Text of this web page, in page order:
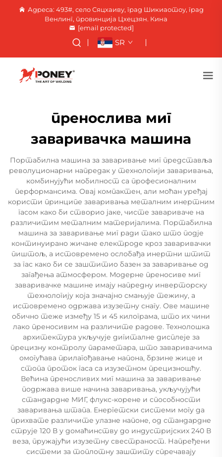
Адреса: 493#, село Сяцхаиву, град Шикиаотоу, град
Венлинг, провинција Цхецзян. Кина
[email protected]
SR
пренослива миг
заваривачка машина
Портабилна машина за заваривање миг представља
револуционарни напредак у технологији заваривања,
комбинујући мобилност са професионалним
перформансима. Овај компактен, али моћан уређај
користи принципе заваривања металним инертним
гасом како би створио јаке, чисте завариваче на
различитим металним материјалима. Портабилна
машина за заваривање миг ради тако што подје
континуирано жичане електроде кроз заваривачки
пиштољ, а истовремено ослобађа инертни штит
за гас како би се заштитио базен за заваривање од
загађења атмосфером. Модерне преносиве миг
заваривачке машине имају напредну инверторску
технологију која значајно смањује тежину, а
истовремено одржава изузетну снагу. Ове машине
обично теже између 15 и 45 килограма, што их чини
лако преносивим на различите радове. Технолошка
архитектура укључује дигиталне дисплеје за
прецизну контролу параметара, што заваривачима
омогућава прилагођавање напона, брзине жице и
стопа проток гаса са изузетном прецизношћу.
Већина преносливих миг машина за заваривање
подржава више начина заваривања, укључујући
стандардне МИГ, флукс-корене и способности
заваривања штапа. Енергетски системи могу да
прихвате различите улазне напоне, од стандардне
струје 120 В у домаћинству до индустријских 240 В
веза, пружајући изузетну свестраност. Напређени
системи за топлотну заштиту спречавају